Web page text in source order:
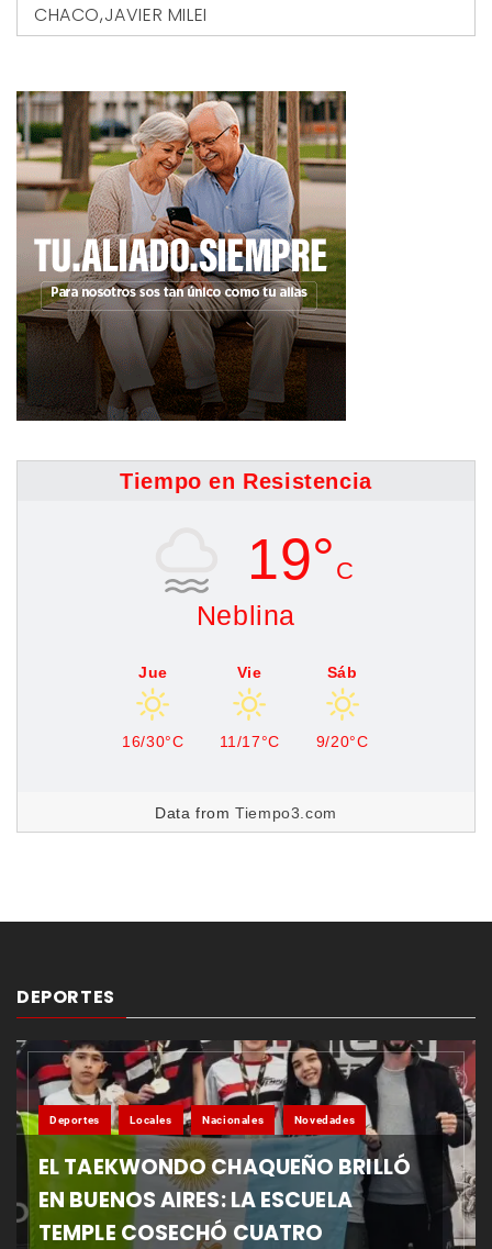
CHACO,JAVIER MILEI
Tiempo en Resistencia
19° C
Neblina
Jue
16/30°C
Vie
11/17°C
Sáb
9/20°C
Data fromTiempo3.com
DEPORTES
Deportes Locales Nacionales Novedades
EL TAEKWONDO CHAQUEÑO BRILLÓ
EN BUENOS AIRES: LA ESCUELA
TEMPLE COSECHÓ CUATRO